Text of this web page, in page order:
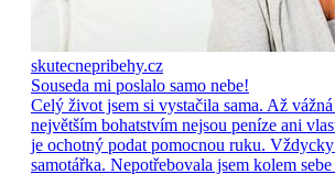
skutecnepribehy.cz
Souseda mi poslalo samo nebe!
Celý život jsem si vystačila sama. Až
největším bohatstvím nejsou peníze ani
je ochotný podat pomocnou ruku.
samotářka. Nepotřebovala jsem kolem